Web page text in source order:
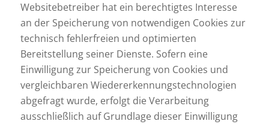
Websitebetreiber hat ein berechtigtes Interesse
an der Speicherung von notwendigen Cookies zur
technisch fehlerfreien und optimierten
Bereitstellung seiner Dienste. Sofern eine
Einwilligung zur Speicherung von Cookies und
vergleichbaren Wiedererkennungstechnologien
abgefragt wurde, erfolgt die Verarbeitung
ausschließlich auf Grundlage dieser Einwilligung